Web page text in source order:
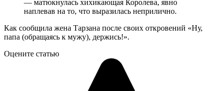
— матюкнулась хихикающая Королева, явно
наплевав на то, что выразилась неприлично.
Как сообщила жена Тарзана после своих откровений «Ну,
папа (обращаясь к мужу), держись!».
Оцените статью